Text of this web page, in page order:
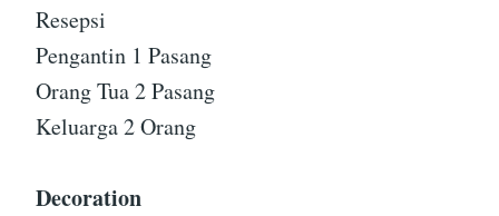
Resepsi
Pengantin 1 Pasang
Orang Tua 2 Pasang
Keluarga 2 Orang
Decoration